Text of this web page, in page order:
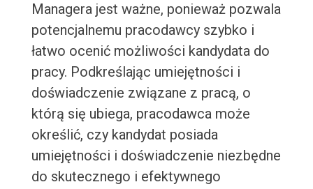
Managera jest ważne, ponieważ pozwala
potencjalnemu pracodawcy szybko i
łatwo ocenić możliwości kandydata do
pracy. Podkreślając umiejętności i
doświadczenie związane z pracą, o
którą się ubiega, pracodawca może
określić, czy kandydat posiada
umiejętności i doświadczenie niezbędne
do skutecznego i efektywnego